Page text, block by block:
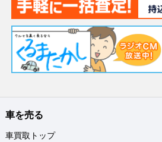
車を売る
車買取トップ